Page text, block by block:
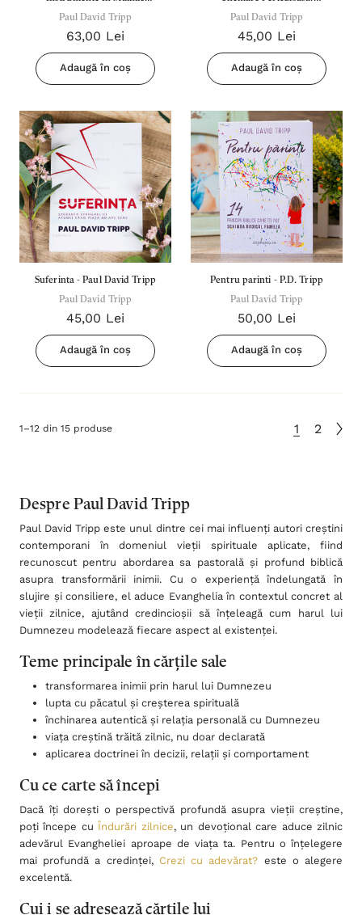
Rascumparatorului - Un Ghid
De Consiliere Crestina
Paul David Tripp
63,00 Lei
Adaugă în coș
Confruntarea Provocarilor
Unice Ale Lucrarii Pastorale -
Paul David Tripp
Paul David Tripp
45,00 Lei
Adaugă în coș
Suferinta - Paul David Tripp
Paul David Tripp
45,00 Lei
Adaugă în coș
Pentru parinti - P.D. Tripp
Paul David Tripp
50,00 Lei
Adaugă în coș
1–12 din 15 produse 1 2
Despre Paul David Tripp
Paul David Tripp este unul dintre cei mai influenți autori creștini
contemporani în domeniul vieții spirituale aplicate, fiind
recunoscut pentru abordarea sa pastorală și profund biblică
asupra transformării inimii. Cu o experiență îndelungată în
slujire și consiliere, el aduce Evanghelia în contextul concret al
vieții zilnice, ajutând credincioșii să înțeleagă cum harul lui
Dumnezeu modelează fiecare aspect al existenței.
Teme principale în cărțile sale
transformarea inimii prin harul lui Dumnezeu
lupta cu păcatul și creșterea spirituală
închinarea autentică și relația personală cu Dumnezeu
viața creștină trăită zilnic, nu doar declarată
aplicarea doctrinei în decizii, relații și comportament
Cu ce carte să începi
Dacă îți dorești o perspectivă profundă asupra vieții creștine,
poți începe cuÎndurări zilnice, un devoțional care aduce zilnic
adevărul Evangheliei aproape de viața ta. Pentru o înțelegere
mai profundă a credinței, Crezi cu adevărat? este o alegere
excelentă.
Cui i se adresează cărțile lui